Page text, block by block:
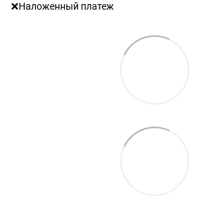
❌Наложенный платеж